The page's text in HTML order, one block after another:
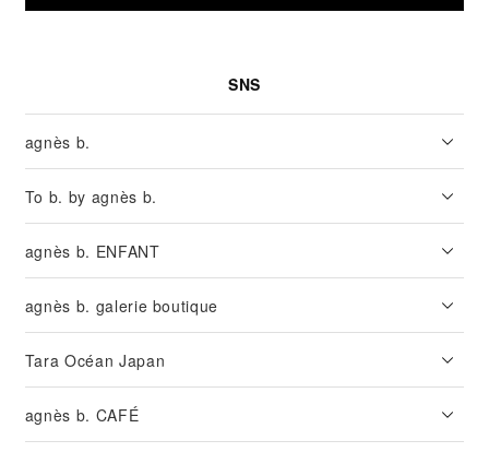
SNS
agnès b.
To b. by agnès b.
agnès b. ENFANT
agnès b. galerie boutique
Tara Océan Japan
agnès b. CAFÉ